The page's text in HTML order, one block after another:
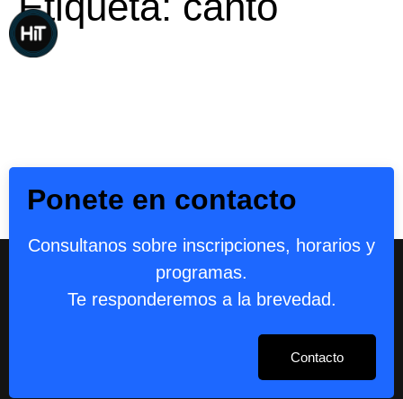
Ponete en contacto
Consultanos sobre inscripciones, horarios y
programas.
Te responderemos a la brevedad.
Contacto